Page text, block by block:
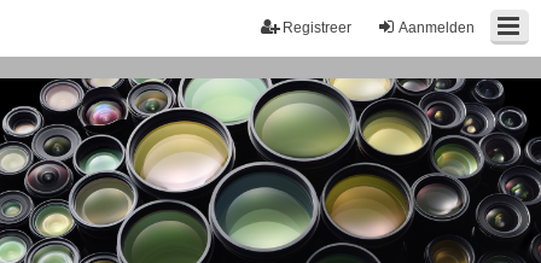
Aanmelden
Registreer